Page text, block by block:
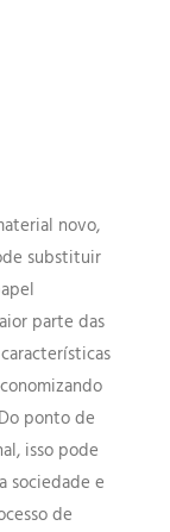
novo,
substituir
parte das
ponto de
isso pode
sociedade e
de